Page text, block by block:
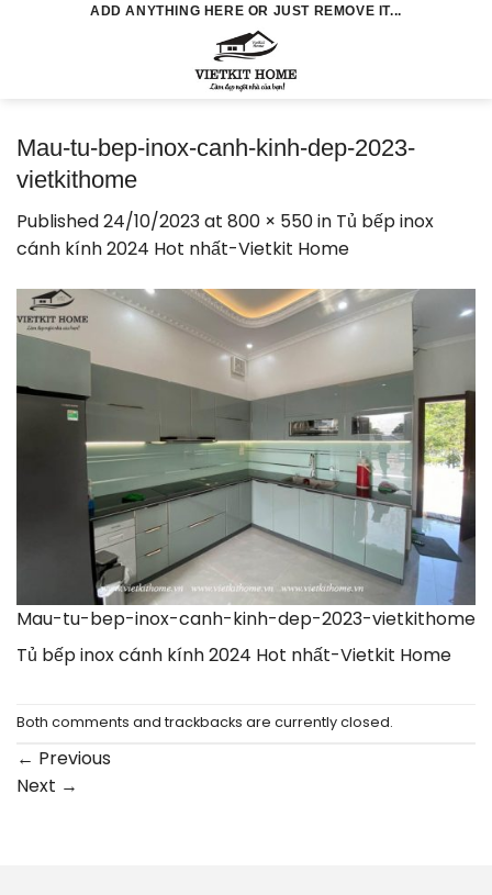
ADD ANYTHING HERE OR JUST REMOVE IT...
Mau-tu-bep-inox-canh-kinh-dep-2023-
vietkithome
Published24/10/2023at 800 × 550in Tủ bếp inox
cánh kính 2024 Hot nhất-Vietkit Home
Mau-tu-bep-inox-canh-kinh-dep-2023-vietkithome
Tủ bếp inox cánh kính 2024 Hot nhất-Vietkit Home
Both comments and trackbacks are currently closed.
← Previous
Next →